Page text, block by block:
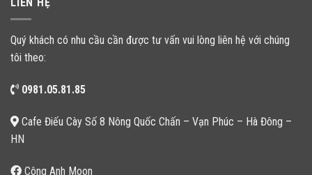
Quý khách có nhu cầu cần được tư vấn vui lòng liên hệ với chúng
tôi theo:
0981.05.81.85
Cafe Điếu Cày Số 8 Nông Quốc Chấn – Vạn Phúc – Hà Đông –
HN
Công Anh Moon